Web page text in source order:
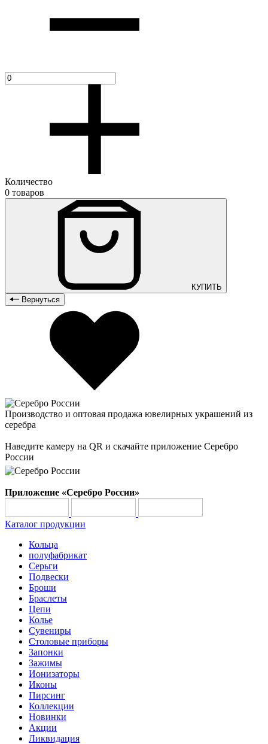
Количество
0 товаров
КУПИТЬ
Вернуться
Производство и оптовая продажа ювелирных украшений из
серебра
Наведите камеру на QR и скачайте приложение Серебро
России
Приложение «Серебро России»
Каталог продукции
Кольца
полуфабрикат
Серьги
Подвески
Броши
Браслеты
Цепи
Колье
Сувениры
Столовые приборы
Запонки
Зажимы
Ионизаторы
Иконы
Пирсинг
Коллекции
Новинки
Акции
Ликвидация